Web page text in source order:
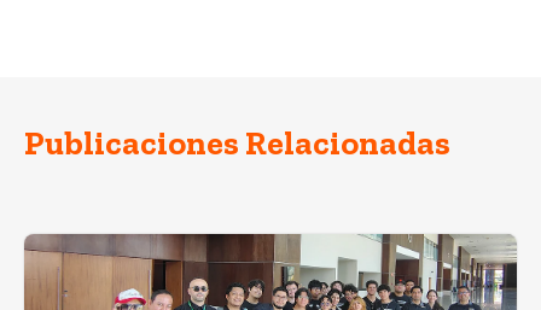
Publicaciones Relacionadas